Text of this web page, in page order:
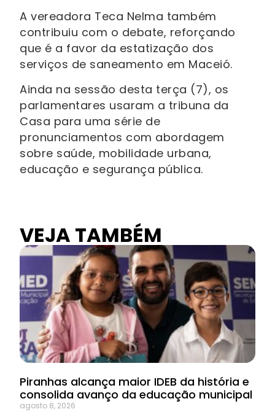
A vereadora Teca Nelma também
contribuiu com o debate, reforçando
que é a favor da estatização dos
serviços de saneamento em Maceió.
Ainda na sessão desta terça (7), os
parlamentares usaram a tribuna da
Casa para uma série de
pronunciamentos com abordagem
sobre saúde, mobilidade urbana,
educação e segurança pública.
VEJA TAMBÉM
Piranhas alcança maior IDEB da história e
consolida avanço da educação municipal
agosto 8, 2026